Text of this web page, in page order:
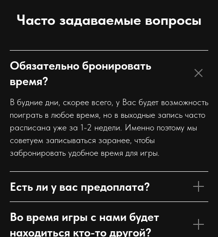
Часто задаваемые вопросы
Обязательно бронировать
время?
В будние дни, скорее всего, у Вас будет возможность
поиграть в любое время, но в выходные запись часто
расписана уже за 1-2 недели. Именно поэтому мы
советуем записываться заранее, чтобы
забронировать удобное время для игры.
Есть ли у вас предоплата?
Во время игры с нами будет
находиться кто-то другой?